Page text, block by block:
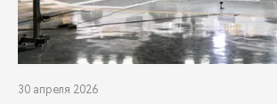
30 апреля 2026